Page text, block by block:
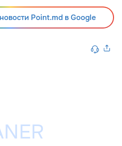
Point.md в Google